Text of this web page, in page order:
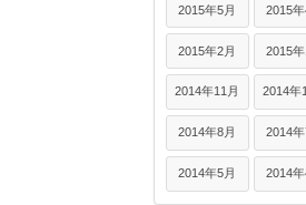
2015年5月 2015年
2015年2月 2015年
2014年11月 2014年
2014年8月 2014年
2014年5月 2014年